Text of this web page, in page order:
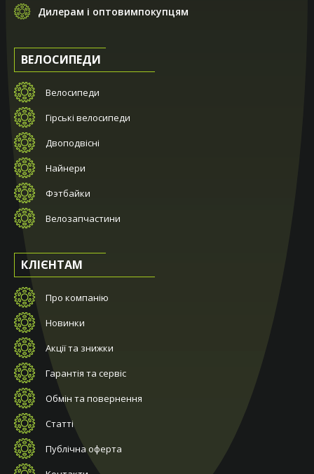
Дилерам і оптовимпокупцям
ВЕЛОСИПЕДИ
Велосипеди
Гірські велосипеди
Двоподвісні
Найнери
Фэтбайки
Велозапчастини
КЛІЄНТАМ
Про компанію
Новинки
Акції та знижки
Гарантія та сервіс
Обмін та повернення
Статті
Публічна оферта